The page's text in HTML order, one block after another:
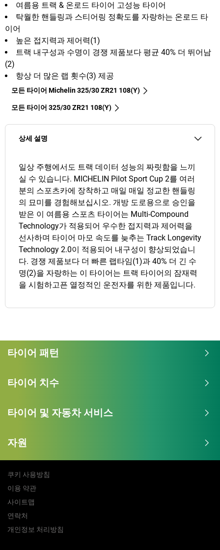
여름용 트랙 & 온로드 타이어 고성능 타이어
탁월한 핸들링과 스티어링 정확도를 자랑하는 온로드 타
이어
높은 접지력과 제어력(1)
트랙 내구성과 수명이 경쟁 제품보다 평균 40% 더 뛰어남
(2)
항상 더 많은 랩 횟수(3) 제공
모든 타이어 Michelin 325/30 ZR21 108(Y)
모든 타이어‎ 325/30 ZR21 108(Y)
상세 설명
일상 주행에서도 트랙 데이터 성능의 짜릿함을 느끼
실 수 있습니다. MICHELIN Pilot Sport Cup 2를 여러
분의 스포츠카에 장착하고 매일 매일 정교한 핸들링
의 묘미를 경험해보십시오. 개방 도로용으로 승인을
받은 이 여름용 스포츠 타이어는 Multi-Compound
Technology가 적용되어 우수한 접지력과 제어력을
선사하며 타이어 마모 속도를 늦추는 Track Longevity
Technology 2.0이 적용되어 내구성이 향상되었습니
다. 경쟁 제품보다 더 빠른 랩타임(1)과 40% 더 긴 수
명(2)을 자랑하는 이 타이어는 트랙 타이어의 잠재력
을 시험하고픈 열정적인 운전자를 위한 제품입니다.
타이어 패턴
타이어 치수
타이어 및 자동차 서비스
자원
쿠키 사용방침
이용 약관
사이트맵
연락처
개인정보 처리방침